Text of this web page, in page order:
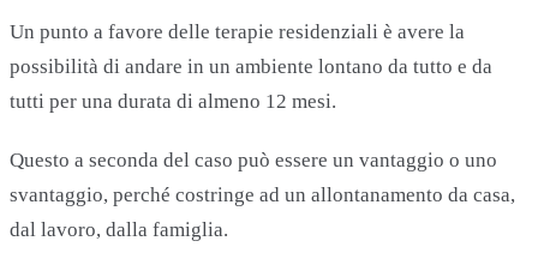
Un punto a favore delle terapie residenziali è avere la
possibilità di andare in un ambiente lontano da tutto e da
tutti per una durata di almeno 12 mesi.
Questo a seconda del caso può essere un vantaggio o uno
svantaggio, perché costringe ad un allontanamento da casa,
dal lavoro, dalla famiglia.